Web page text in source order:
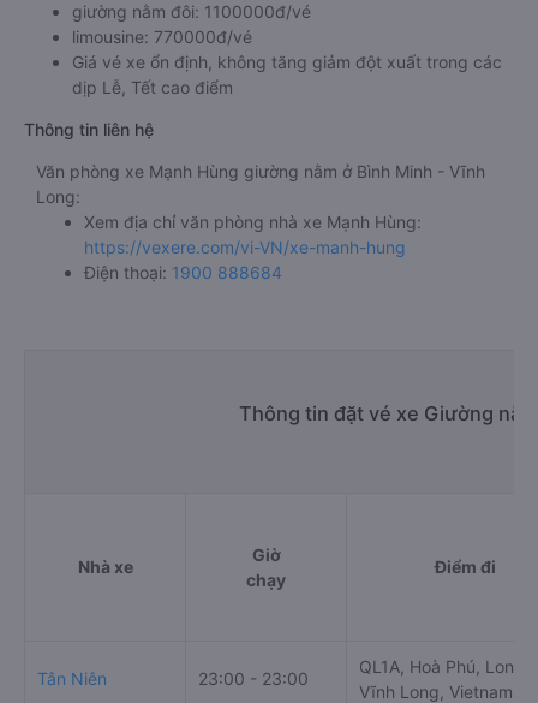
giường nằm đôi: 1100000đ/vé
limousine: 770000đ/vé
Giá vé xe ổn định, không tăng giảm đột xuất trong các
dịp Lễ, Tết cao điểm
Thông tin liên hệ
Văn phòng xe Mạnh Hùng giường nằm ở Bình Minh - Vĩnh
Long:
Xem địa chỉ văn phòng nhà xe Mạnh Hùng:
https://vexere.com/vi-VN/xe-manh-hung
Điện thoại: 1900 888684
Thông tin đặt vé xe Giường
Nhà xe
Giờ
chạy
Điểm đi
Tân Niên 23:00 - 23:00
QL1A, Hoà Phú, Long
Vĩnh Long, Vietnam